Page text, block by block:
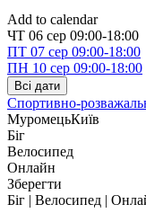
Add to calendar
ЧТ 06 сер 09:00-18:00
ПТ 07 сер 09:00-18:00
ПН 10 сер 09:00-18:00
Всі дати
Спортивно-
МуромецьКиїв
Біг
Велосипед
Онлайн
Зберегти
Біг | Велосипед |